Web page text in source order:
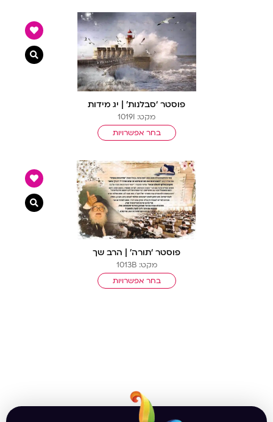
פוסטר ‘סבלנות’ | יג מידות
מקט: 1019I
בחר אפשרויות
צפייה
פוסטר ‘תורה’ | הרב שך
מקט: 1013B
בחר אפשרויות
צפייה